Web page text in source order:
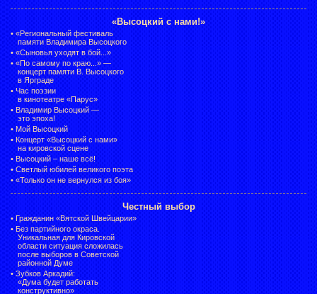
«Высоцкий с нами!»
• «Региональный фестиваль
памяти Владимира Высоцкого
• «Сыновья уходят в бой...»
• «По самому по краю...» —
концерт памяти В. Высоцкого
в Ярграде
• Час поэзии
в кинотеатре «Парус»
• Владимир Высоцкий —
это эпоха!
• Мой Высоцкий
• Концерт «Высоцкий с нами»
на кировской сцене
• Высоцкий – наше всё!
• Светлый юбилей великого поэта
• «Только он не вернулся из боя»
Честный выбор
• Гражданин «Вятской Швейцарии»
• Без партийного окраса.
Уникальная для Кировской
области ситуация сложилась
после выборов в Советской
районной Думе
• Зубков Аркадий:
«Дума будет работать
конструктивно»